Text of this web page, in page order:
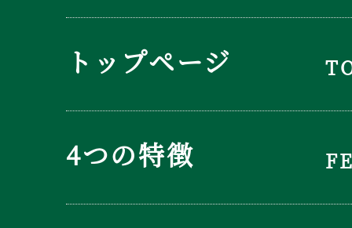
トップページ
4つの特徴